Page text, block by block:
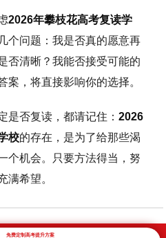
2026年攀枝花高考复读学
个问题：我是否真的愿意再
否清晰？我能否接受可能的
案，将直接影响你的选择。
是否复读，都请记住： 2026
校的存在，是为了给那些渴
个机会。只要方法得当，努
满希望。
免费定制高考提升方案